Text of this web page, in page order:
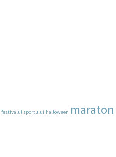
festivalul sportului halloween maraton